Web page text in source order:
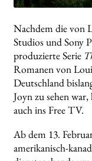
Nachdem die von
Studios und Sony
produzierte Serie
Romanen von
Deutschland
Joyn zu sehen
auch ins Free TV.
Ab dem 13.
amerikanisch-